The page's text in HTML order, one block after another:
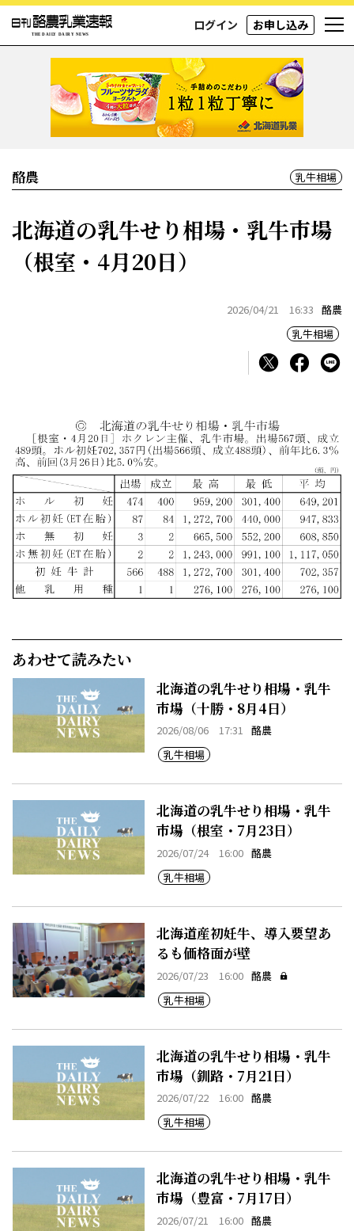
ログイン お申し込み
酪農 乳牛相場
北海道の乳牛せり相場・乳牛市場
（根室・4月20日）
2026/04/21 16:33 酪農
乳牛相場
あわせて読みたい
北海道の乳牛せり相場・乳牛
市場（十勝・8月4日）
2026/08/06 17:31 酪農
乳牛相場
北海道の乳牛せり相場・乳牛
市場（根室・7月23日）
2026/07/24 16:00 酪農
乳牛相場
北海道産初妊牛、導入要望あ
るも価格面が壁
2026/07/23 16:00 酪農
乳牛相場
北海道の乳牛せり相場・乳牛
市場（釧路・7月21日）
2026/07/22 16:00 酪農
乳牛相場
北海道の乳牛せり相場・乳牛
市場（豊富・7月17日）
2026/07/21 16:00 酪農